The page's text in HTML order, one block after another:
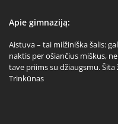
Apie gimnaziją:
Aistuva – tai milžiniška šalis:
naktis per ošiančius miškus,
tave priims su džiaugsmu.
Trinkūnas